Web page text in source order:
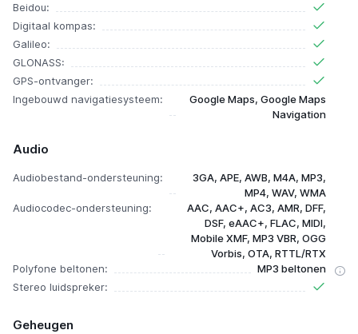
Beidou:
Digitaal kompas:
Galileo:
GLONASS:
GPS-ontvanger:
Ingebouwd navigatiesysteem:
Google Maps, Google Maps
Navigation
Audio
Audiobestand-ondersteuning:
3GA, APE, AWB, M4A, MP3,
MP4, WAV, WMA
Audiocodec-ondersteuning:
AAC, AAC+, AC3, AMR, DFF,
DSF, eAAC+, FLAC, MIDI,
Mobile XMF, MP3 VBR, OGG
Vorbis, OTA, RTTL/RTX
Polyfone beltonen:
MP3 beltonen
Stereo luidspreker:
Geheugen